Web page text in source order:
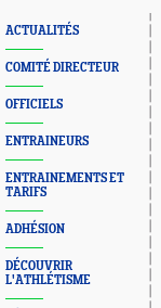
ACTUALITÉS
COMITÉ DIRECTEUR
OFFICIELS
ENTRAINEURS
ENTRAINEMENTS ET
TARIFS
ADHÉSION
DÉCOUVRIR
L'ATHLÉTISME